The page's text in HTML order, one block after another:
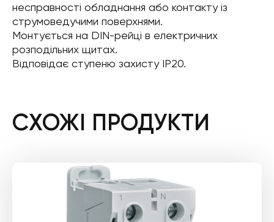
несправності обладнання або контакту із
струмоведучими поверхнями.
Монтується на DIN-рейці в електричних
розподільних щитах.
Відповідає ступеню захисту IP20.
СХОЖІ ПРОДУКТИ